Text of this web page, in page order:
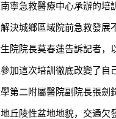
急救醫療中心承辦的培
決城鄉區域院前急救發展
院長莫春蓮告訴記者，
加這次培訓徹底改變了自
二附屬醫院副院長張劍
丘陵性盆地地貌，交通欠